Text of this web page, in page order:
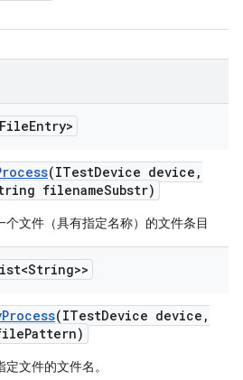
Entry>
(ITestDevice device ,
filenameSubstr)
文件（具有指定名称）的文件条目
Process(ITestDevice device ,
Pattern)
文件的文件名。